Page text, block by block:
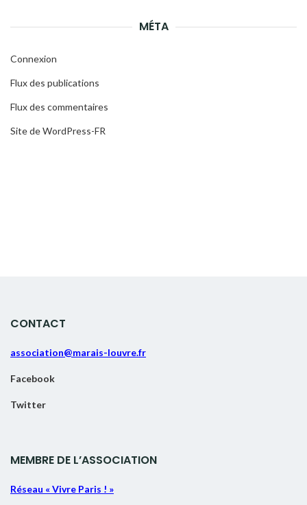
MÉTA
Connexion
Flux des publications
Flux des commentaires
Site de WordPress-FR
CONTACT
association@marais-louvre.fr
Facebook
Twitter
MEMBRE DE L’ASSOCIATION
Réseau « Vivre Paris ! »